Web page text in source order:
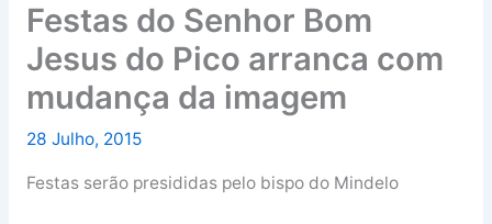
Festas do Senhor Bom
Jesus do Pico arranca com
mudança da imagem
28 Julho, 2015
Festas serão presididas pelo bispo do Mindelo